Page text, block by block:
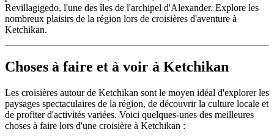
Revillagigedo, l'une des îles de l'archipel d'Alexander. Explore les
nombreux plaisirs de la région lors de croisières d'aventure à
Ketchikan.
Choses à faire et à voir à Ketchikan
Les croisières autour de Ketchikan sont le moyen idéal d'explorer les
paysages spectaculaires de la région, de découvrir la culture locale et
de profiter d'activités variées. Voici quelques-unes des meilleures
choses à faire lors d'une croisière à Ketchikan :